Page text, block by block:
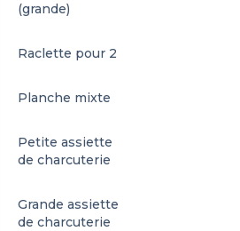
(grande)
Raclette pour 2
Planche mixte
Petite assiette
de charcuterie
Grande assiette
de charcuterie